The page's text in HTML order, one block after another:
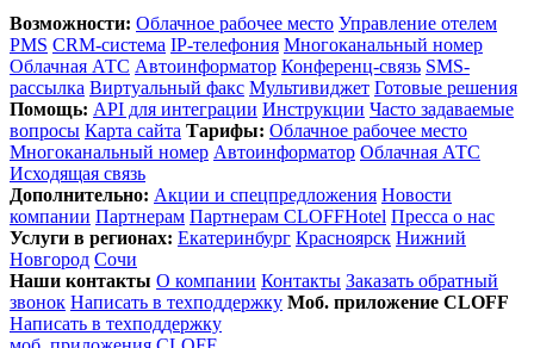
Возможности: Облачное рабочее место Управление отелем
PMS CRM-система IP-телефония Многоканальный номер
Облачная АТС Автоинформатор Конференц-связь SMS-
рассылка Виртуальный факс Мультивиджет Готовые решения
Помощь: API для интеграции Инструкции Часто задаваемые
вопросы Карта сайта Тарифы: Облачное рабочее место
Многоканальный номер Автоинформатор Облачная АТС
Исходящая связь
Дополнительно: Акции и спецпредложения Новости
компании Партнерам Партнерам CLOFFHotel Пресса о нас
Услуги в регионах: Екатеринбург Красноярск Нижний
Новгород Сочи
Наши контакты О компании Контакты Заказать обратный
звонок Написать в техподдержку Моб. приложение CLOFF
Написать в техподдержку